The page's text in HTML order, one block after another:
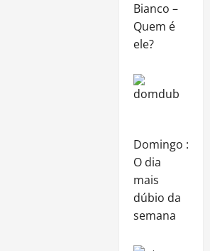
Bianco –
Quem é
ele?
Domingo :
O dia
mais
dúbio da
semana